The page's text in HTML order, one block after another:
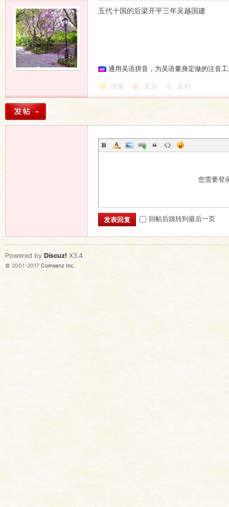
五代十国的后梁开平三年吴越国建
通用吴语拼音，为吴语量身定做的注音
回复 支持 反对
您需要登
发表回复 回帖后跳转到最后一页
Powered by Discuz! X3.4
© 2001-2017 Comsenz Inc.